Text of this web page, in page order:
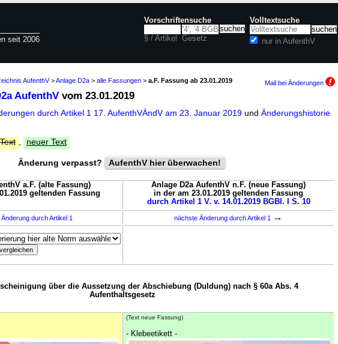
seit 2006
Vorschriftensuche
§ / Artikel Gesetz
Volltextsuche
nur in AufenthV
AufenthV>Anlage D2a > alle Fassungen > a.F. Fassung ab 23.01.2019 Mail bei Änderungen
AufenthV vom 23.01.2019
durch Artikel 1 17. AufenthVÄndV am 23. Januar 2019 und Änderungshistorie
neuer Text
Änderung verpasst? AufenthV hier überwachen!
a.F. (alte Fassung)
geltenden Fassung
Anlage D2a AufenthV n.F. (neue Fassung)
in der am 23.01.2019 geltenden Fassung
durch Artikel 1 V. v. 14.01.2019 BGBl. I S. 10
durch Artikel 1 nächste Änderung durch Artikel 1 →
über die Aussetzung der Abschiebung (Duldung) nach § 60a Abs. 4
Aufenthaltsgesetz
(Text neue Fassung)
- Klebeetikett -